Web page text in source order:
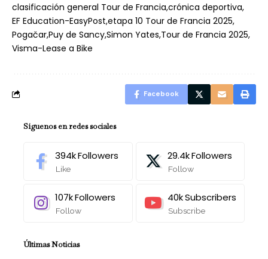
clasificación general Tour de Francia crónica deportiva
EF Education-EasyPost etapa 10 Tour de Francia 2025
PogačarPuy de SancySimon Yates Tour de Francia 2025
Visma-Lease a Bike
Facebook
Síguenos en redes sociales
394kFollowers
Like
29.4kFollowers
Follow
107kFollowers
Follow
40kSubscribers
Subscribe
Últimas Noticias